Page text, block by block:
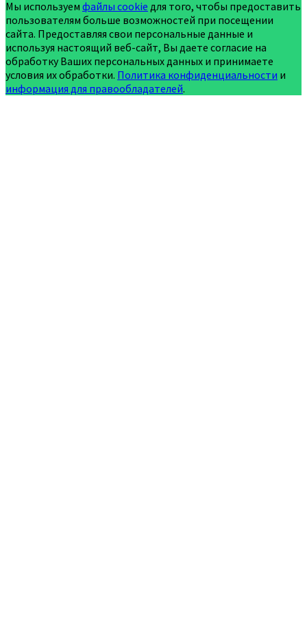
Мы используем файлы cookie для того, чтобы предоставить
пользователям больше возможностей при посещении
сайта. Предоставляя свои персональные данные и
используя настоящий веб-сайт, Вы даете согласие на
обработку Ваших персональных данных и принимаете
условия их обработки. Политика конфиденциальности и
информация для правообладателей.